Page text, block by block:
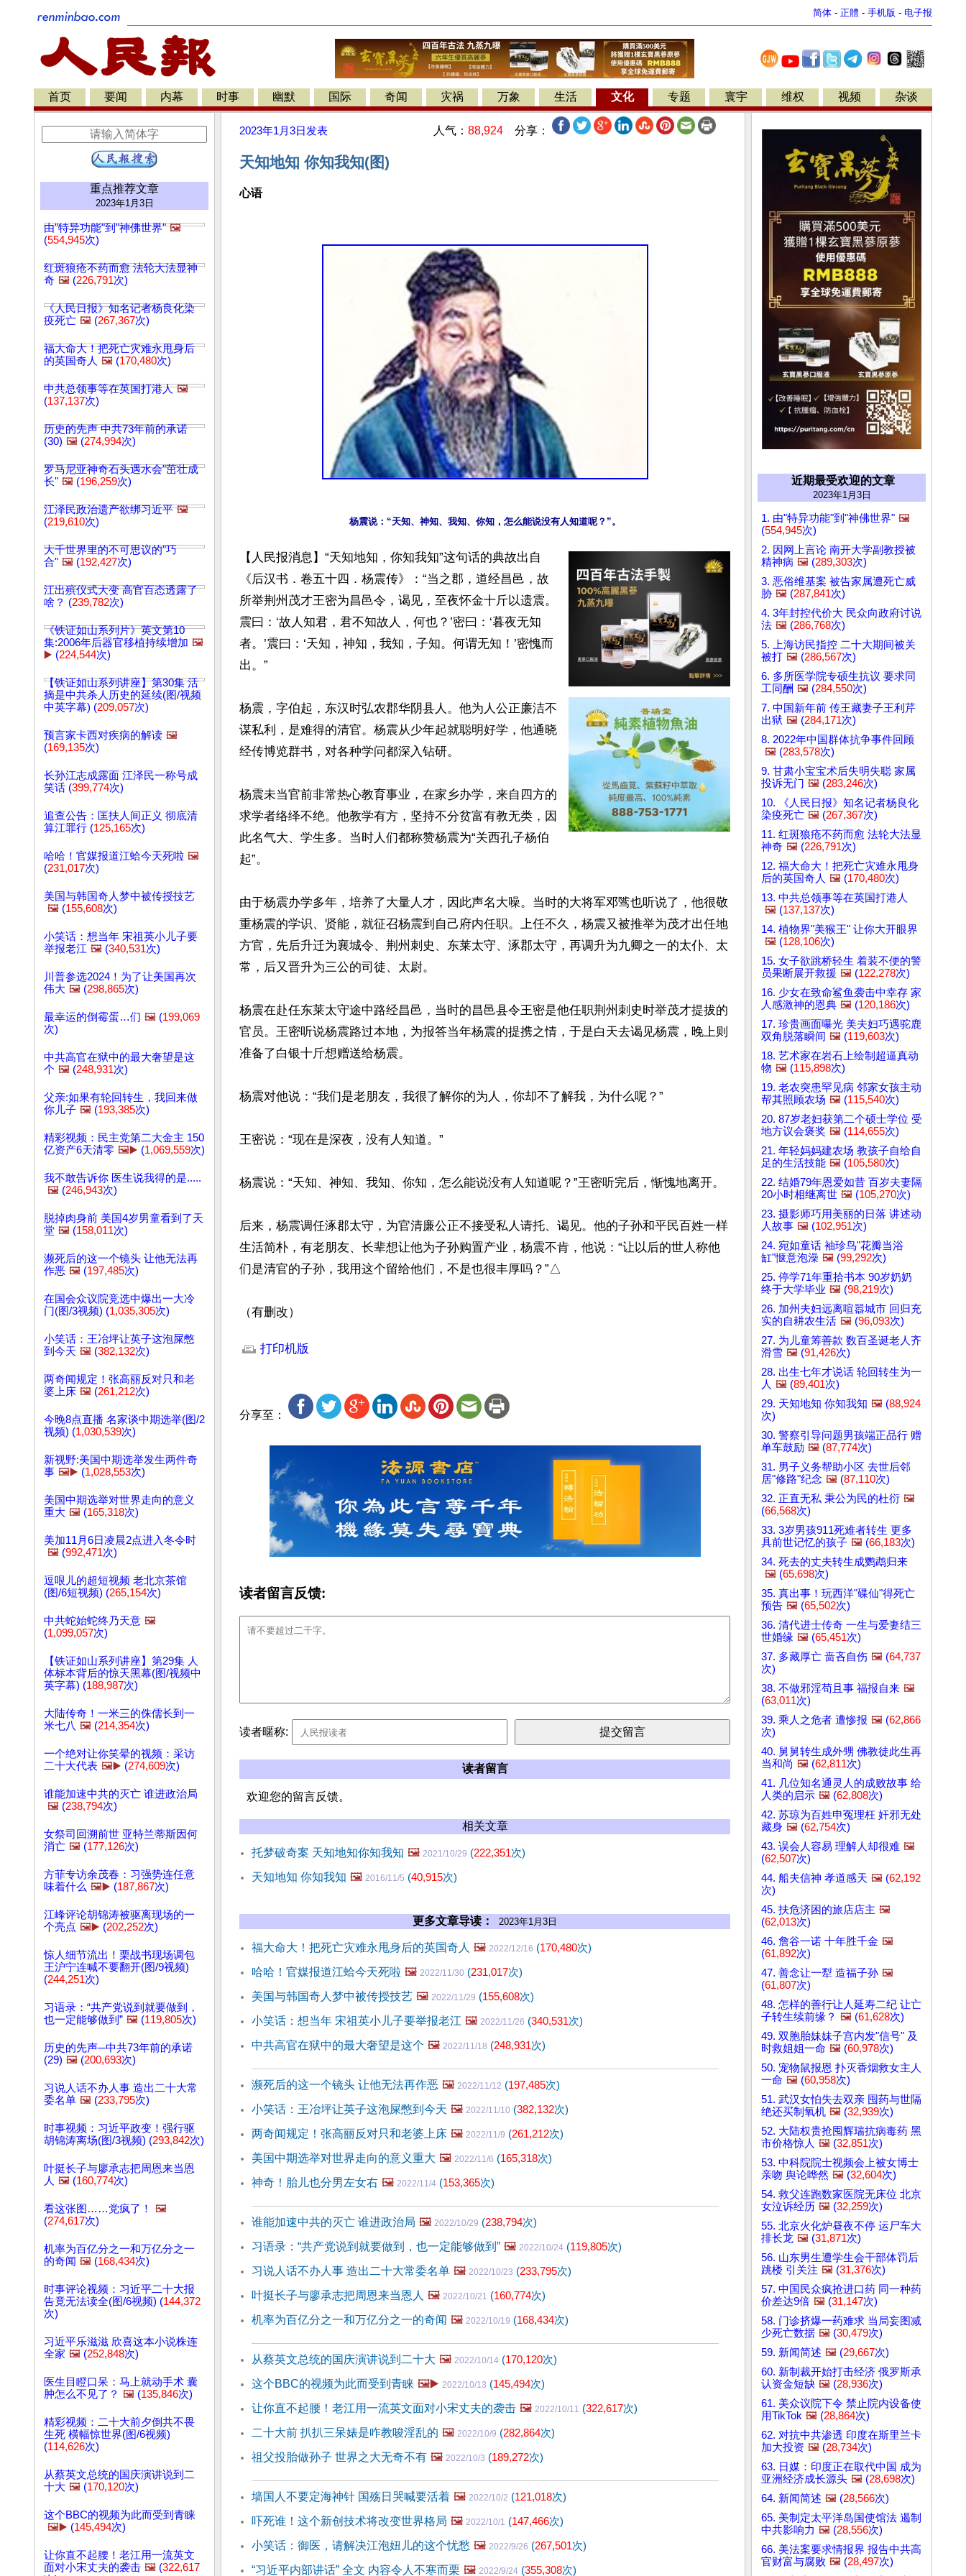
简体 - 正體 - 手机版 - 电子报
首页 要闻 内幕 时事 幽默 国际 奇闻 灾祸 万象 生活 文化 专题 寰宇 维权 视频 杂谈
重点推荐文章
2023年1月3日
由"特异功能"到"神佛世界" 🖼️
(554,945次)
红斑狼疮不药而愈 法轮大法显神
奇 🖼️ (226,791次)
《人民日报》知名记者杨良化染
疫死亡 🖼️ (267,367次)
福大命大！把死亡灾难永甩身后
的英国奇人 🖼️ (170,480次)
中共总领事等在英国打港人 🖼️
(137,137次)
历史的先声 中共73年前的承诺
(30) 🖼️ (274,994次)
罗马尼亚神奇石头遇水会"茁壮成
长" 🖼️ (196,259次)
江泽民政治遗产欲绑习近平 🖼️
(219,610次)
大千世界里的不可思议的"巧
合" 🖼️ (192,427次)
江出殡仪式大变 高官百态透露了
啥？ (239,782次)
《铁证如山系列片》英文第10
集:2006年后器官移植持续增加 🖼️
▶️ (224,544次)
【铁证如山系列讲座】第30集 活
摘是中共杀人历史的延续(图/视频
中英字幕) (209,057次)
预言家卡西对疾病的解读 🖼️
(169,135次)
长孙江志成露面 江泽民一称号成
笑话 (399,774次)
追查公告：匡扶人间正义 彻底清
算江罪行 (125,165次)
哈哈！官媒报道江蛤今天死啦 🖼️
(231,017次)
美国与韩国奇人梦中被传授技艺
🖼️ (155,608次)
小笑话：想当年 宋祖英小儿子要
举报老江 🖼️ (340,531次)
川普参选2024！为了让美国再次
伟大 🖼️ (298,865次)
最幸运的倒霉蛋…们 🖼️ (199,069
次)
中共高官在狱中的最大奢望是这
个 🖼️ (248,931次)
父亲:如果有轮回转生，我回来做
你儿子 🖼️ (193,385次)
精彩视频：民主党第二大金主 150
亿资产6天清零 🖼️▶️ (1,069,559次)
我不敢告诉你 医生说我得的是.....
🖼️ (246,943次)
脱掉肉身前 美国4岁男童看到了天
堂 🖼️ (158,011次)
濒死后的这一个镜头 让他无法再
作恶 🖼️ (197,485次)
在国会众议院竞选中爆出一大冷
门(图/3视频) (1,035,305次)
小笑话：王冶坪让英子这泡屎憋
到今天 🖼️ (382,132次)
两奇闻规定！张高丽反对只和老
婆上床 🖼️ (261,212次)
今晚8点直播 名家谈中期选举(图/2
视频) (1,030,539次)
新视野:美国中期选举发生两件奇
事 🖼️▶️ (1,028,553次)
美国中期选举对世界走向的意义
重大 🖼️ (165,318次)
美加11月6日凌晨2点进入冬令时
🖼️ (992,471次)
逗哏儿的超短视频 老北京茶馆
(图/6短视频) (265,154次)
中共蛇始蛇终乃天意 🖼️
(1,099,057次)
【铁证如山系列讲座】第29集 人
体标本背后的惊天黑幕(图/视频中
英字幕) (188,987次)
大陆传奇！一米三的侏儒长到一
米七八 🖼️ (214,354次)
一个绝对让你笑晕的视频：采访
二十大代表 🖼️▶️ (274,609次)
谁能加速中共的灭亡 谁进政治局
🖼️ (238,794次)
女祭司回溯前世 亚特兰蒂斯因何
消亡 🖼️ (177,126次)
方菲专访余茂春：习强势连任意
味着什么 🖼️▶️ (187,867次)
江峰评论胡锦涛被驱离现场的一
个亮点 🖼️▶️ (202,252次)
惊人细节流出！栗战书现场调包
王沪宁连喊不要翻开(图/9视频)
(244,251次)
习语录：“共产党说到就要做到，
也一定能够做到” 🖼️ (119,805次)
历史的先声─中共73年前的承诺
(29) 🖼️ (200,693次)
习说人话不办人事 造出二十大常
委名单 🖼️ (233,795次)
时事视频：习近平政变！强行驱
胡锦涛离场(图/3视频) (293,842次)
叶挺长子与廖承志把周恩来当恩
人 🖼️ (160,774次)
看这张图……党疯了！
🖼️
(274,617次)
机率为百亿分之一和万亿分之一
的奇闻 🖼️ (168,434次)
时事评论视频：习近平二十大报
告竟无法读全(图/6视频) (144,372
次)
习近平乐滋滋 欣喜这本小说株连
全家 🖼️ (252,848次)
医生目瞪口呆：马上就动手术 囊
肿怎么不见了？ 🖼️ (135,846次)
精彩视频：二十大前夕倒共不畏
生死 横幅惊世界(图/6视频)
(114,626次)
从蔡英文总统的国庆演讲说到二
十大 🖼️ (170,120次)
这个BBC的视频为此而受到青睐
🖼️▶️ (145,494次)
让你直不起腰！老江用一流英文
面对小宋丈夫的袭击 🖼️ (322,617
2023年1月3日 发表 人气： 88,924 分享：
天知地知 你知我知(图)
心语
【人民报消息】“天知地知，你知我知”这句话的典故出自
《后汉书．卷五十四．杨震传》：“当之郡，道经昌邑，故
所举荆州茂才王密为昌邑令，谒见，至夜怀金十斤以遗震。
震曰：‘故人知君，君不知故人，何也？’密曰：‘暮夜无知
者。’震曰：‘天知，神知，我知，子知。何谓无知！’密愧而
出。”
杨震，字伯起，东汉时弘农郡华阴县人。他为人公正廉洁不
谋私利，是难得的清官。杨震从少年起就聪明好学，他通晓
经传博览群书，对各种学问都深入钻研。
杨震未当官前非常热心教育事业，在家乡办学，来自四方的
求学者络绎不绝。他教学有方，坚持不分贫富有教无类，因
此名气大、学生多。当时人们都称赞杨震为“关西孔子杨伯
起”。
由于杨震办学多年，培养了大量人才，因此声名大噪。当时的大将军邓骘也听说了，他很敬
重杨震的学识、贤能，就征召杨震到自己府内任职。上任不久，杨震又被推举为茂才出任地
方官，先后升迁为襄城令、荆州刺史、东莱太守、涿郡太守，再调升为九卿之一的太仆、太
常，后又晋升为三公的司徒、太尉。
杨震在赴任东莱太守途中路经昌邑，当时的昌邑县令王密是他任职荆州刺史时举茂才提拔的
官员。王密听说杨震路过本地，为报答当年杨震的提携之情，于是白天去谒见杨震，晚上则
准备了白银十斤想赠送给杨震。
杨震对他说：“我们是老朋友，我很了解你的为人，你却不了解我，为什么呢？”
王密说：“现在是深夜，没有人知道。”
杨震说：“天知、神知、我知、你知，怎么能说没有人知道呢？”王密听完后，惭愧地离开。
后来，杨震调任涿郡太守，为官清廉公正不接受私人请托、谒见。他的子孙和平民百姓一样
生活简朴，有老朋友、长辈想让他为子孙购置产业，杨震不肯，他说：“让以后的世人称他
们是清官的子孙，我用这个留给他们，不是也很丰厚吗？”△
（有删改）
打印机版
分享至：
读者留言反馈:
读者暱称:
读者留言
欢迎您的留言反馈。
相关文章
托梦破奇案 天知地知你知我知 🖼️ 2021/10/29 (222,351次)
天知地知 你知我知 🖼️ 2016/11/5 (40,915次)
更多文章导读： 2023年1月3日
福大命大！把死亡灾难永甩身后的英国奇人 🖼️ 2022/12/16 (170,480次)
哈哈！官媒报道江蛤今天死啦 🖼️ 2022/11/30 (231,017次)
美国与韩国奇人梦中被传授技艺 🖼️ 2022/11/29 (155,608次)
小笑话：想当年 宋祖英小儿子要举报老江 🖼️ 2022/11/26 (340,531次)
中共高官在狱中的最大奢望是这个 🖼️ 2022/11/18 (248,931次)
濒死后的这一个镜头 让他无法再作恶 🖼️ 2022/11/12 (197,485次)
小笑话：王冶坪让英子这泡屎憋到今天 🖼️ 2022/11/10 (382,132次)
两奇闻规定！张高丽反对只和老婆上床 🖼️ 2022/11/9 (261,212次)
美国中期选举对世界走向的意义重大 🖼️ 2022/11/6 (165,318次)
神奇！胎儿也分男左女右 🖼️ 2022/11/4 (153,365次)
谁能加速中共的灭亡 谁进政治局 🖼️ 2022/10/29 (238,794次)
习语录：“共产党说到就要做到，也一定能够做到” 🖼️ 2022/10/24 (119,805次)
习说人话不办人事 造出二十大常委名单 🖼️ 2022/10/23 (233,795次)
叶挺长子与廖承志把周恩来当恩人 🖼️ 2022/10/21 (160,774次)
机率为百亿分之一和万亿分之一的奇闻 🖼️ 2022/10/19 (168,434次)
从蔡英文总统的国庆演讲说到二十大 🖼️ 2022/10/14 (170,120次)
这个BBC的视频为此而受到青睐 🖼️▶️ 2022/10/13 (145,494次)
让你直不起腰！老江用一流英文面对小宋丈夫的袭击 🖼️ 2022/10/11 (322,617次)
二十大前 扒扒三呆婊是咋教唆淫乱的 🖼️ 2022/10/9 (282,864次)
祖父投胎做孙子 世界之大无奇不有 🖼️ 2022/10/3 (189,272次)
墙国人不要定海神针 国殇日哭喊要活着 🖼️ 2022/10/2 (121,018次)
吓死谁！这个新创技术将改变世界格局 🖼️ 2022/10/1 (147,466次)
小笑话：御医，请解决江泡妞儿的这个忧愁 🖼️ 2022/9/26 (267,501次)
“习近平内部讲话” 全文 内容令人不寒而栗 🖼️ 2022/9/24 (355,308次)
近期最受欢迎的文章
2023年1月3日
1. 由"特异功能"到"神佛世界" 🖼️
(554,945次)
2. 因网上言论 南开大学副教授被
精神病 🖼️ (289,303次)
3. 恶俗维基案 被告家属遭死亡威
胁 🖼️ (287,841次)
4. 3年封控代价大 民众向政府讨说
法 🖼️ (286,768次)
5. 上海访民指控 二十大期间被关
被打 🖼️ (286,567次)
6. 多所医学院专硕生抗议 要求同
工同酬 🖼️ (284,550次)
7. 中国新年前 传王藏妻子王利芹
出狱 🖼️ (284,171次)
8. 2022年中国群体抗争事件回顾
🖼️ (283,578次)
9. 甘肃小宝宝术后失明失聪 家属
投诉无门 🖼️ (283,246次)
10. 《人民日报》知名记者杨良化
染疫死亡 🖼️ (267,367次)
11. 红斑狼疮不药而愈 法轮大法显
神奇 🖼️ (226,791次)
12. 福大命大！把死亡灾难永甩身
后的英国奇人 🖼️ (170,480次)
13. 中共总领事等在英国打港人
🖼️ (137,137次)
14. 植物界"美猴王" 让你大开眼界
🖼️ (128,106次)
15. 女子欲跳桥轻生 着装不便的警
员果断展开救援 🖼️ (122,278次)
16. 少女在致命鲨鱼袭击中幸存 家
人感激神的恩典 🖼️ (120,186次)
17. 珍贵画面曝光 美夫妇巧遇驼鹿
双角脱落瞬间 🖼️ (119,603次)
18. 艺术家在岩石上绘制超逼真动
物 🖼️ (115,898次)
19. 老农突患罕见病 邻家女孩主动
帮其照顾农场 🖼️ (115,540次)
20. 87岁老妇获第二个硕士学位 受
地方议会褒奖 🖼️ (114,655次)
21. 年轻妈妈建农场 教孩子自给自
足的生活技能 🖼️ (105,580次)
22. 结婚79年恩爱如昔 百岁夫妻隔
20小时相继离世 🖼️ (105,270次)
23. 摄影师巧用美丽的日落 讲述动
人故事 🖼️ (102,951次)
24. 宛如童话 袖珍鸟"花瓣当浴
缸"惬意泡澡 🖼️ (99,292次)
25. 停学71年重拾书本 90岁奶奶
终于大学毕业 🖼️ (98,219次)
26. 加州夫妇远离喧嚣城市 回归充
实的自耕农生活 🖼️ (96,093次)
27. 为儿童筹善款 数百圣诞老人齐
滑雪 🖼️ (91,426次)
28. 出生七年才说话 轮回转生为一
人 🖼️ (89,401次)
29. 天知地知 你知我知 🖼️ (88,924
次)
30. 警察引导问题男孩端正品行 赠
单车鼓励 🖼️ (87,774次)
31. 男子义务帮助小区 去世后邻
居"修路"纪念 🖼️ (87,110次)
32. 正直无私 秉公为民的杜衍 🖼️
(66,568次)
33. 3岁男孩911死难者转生 更多
具前世记忆的孩子 🖼️ (66,183次)
34. 死去的丈夫转生成鹦鹉归来
🖼️ (65,698次)
35. 真出事！玩西洋"碟仙"得死亡
预告 🖼️ (65,502次)
36. 清代进士传奇 一生与爱妻结三
世婚缘 🖼️ (65,451次)
37. 多藏厚亡 啬吝自伤 🖼️ (64,737
次)
38. 不做邪淫苟且事 福报自来 🖼️
(63,011次)
39. 乘人之危者 遭惨报 🖼️ (62,866
次)
40. 舅舅转生成外甥 佛教徒此生再
当和尚 🖼️ (62,811次)
41. 几位知名通灵人的成败故事 给
人类的启示 🖼️ (62,808次)
42. 苏琼为百姓申冤理枉 奸邪无处
藏身 🖼️ (62,754次)
43. 误会人容易 理解人却很难 🖼️
(62,507次)
44. 船夫信神 孝道感天 🖼️ (62,192
次)
45. 扶危济困的旅店店主 🖼️
(62,013次)
46. 詹谷一诺 十年胜千金 🖼️
(61,892次)
47. 善念让一犁 造福子孙 🖼️
(61,807次)
48. 怎样的善行让人延寿二纪 让亡
子转生续前缘？ 🖼️ (61,628次)
49. 双胞胎妹妹子宫内发"信号" 及
时救姐姐一命 🖼️ (60,978次)
50. 宠物鼠报恩 扑灭香烟救女主人
一命 🖼️ (60,958次)
51. 武汉女怕失去双亲 囤药与世隔
绝还买制氧机 🖼️ (32,939次)
52. 大陆权贵抢囤辉瑞抗病毒药 黑
市价格惊人 🖼️ (32,851次)
53. 中科院院士视频会上被女博士
亲吻 舆论哗然 🖼️ (32,604次)
54. 救父连跑数家医院无床位 北京
女泣诉经历 🖼️ (32,259次)
55. 北京火化炉昼夜不停 运尸车大
排长龙 🖼️ (31,871次)
56. 山东男生遭学生会干部体罚后
跳楼 引关注 🖼️ (31,376次)
57. 中国民众疯抢进口药 同一种药
价差达9倍 🖼️ (31,147次)
58. 门诊挤爆一药难求 当局妄图减
少死亡数据 🖼️ (30,479次)
59. 新闻简述 🖼️ (29,667次)
60. 新制裁开始打击经济 俄罗斯承
认资金短缺 🖼️ (28,936次)
61. 美众议院下令 禁止院内设备使
用TikTok 🖼️ (28,864次)
62. 对抗中共渗透 印度在斯里兰卡
加大投资 🖼️ (28,734次)
63. 日媒：印度正在取代中国 成为
亚洲经济成长源头 🖼️ (28,698次)
64. 新闻简述 🖼️ (28,566次)
65. 美制定太平洋岛国使馆法 遏制
中共影响力 🖼️ (28,556次)
66. 美法案要求情报界 报告中共高
官财富与腐败 🖼️ (28,497次)